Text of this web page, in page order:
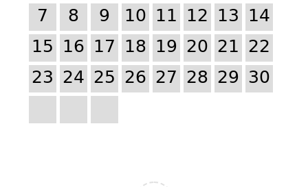
7
8 9 10 11 12 13 14
15 16 17 18 19 20 21 22
23 24 25 26 27 28 29 30